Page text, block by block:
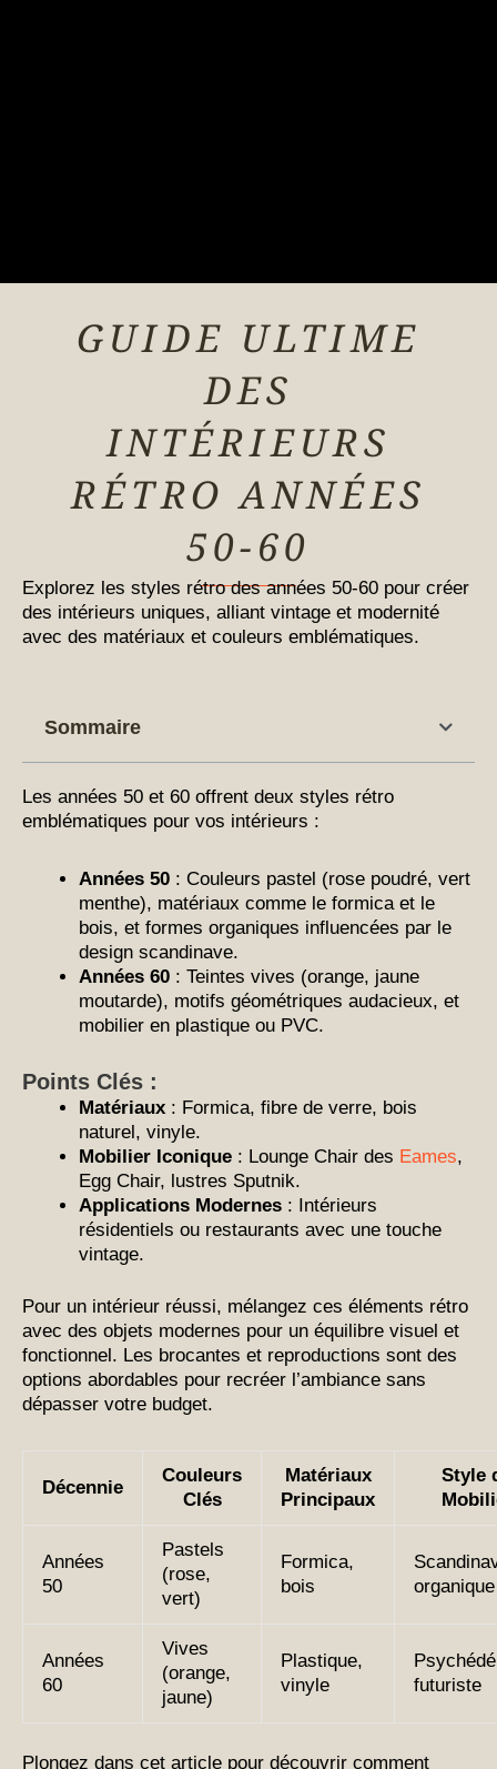
GUIDE ULTIME
DES
INTÉRIEURS
RÉTRO ANNÉES
50-60
Explorez les styles rétro des années 50-60 pour créer
des intérieurs uniques, alliant vintage et modernité
avec des matériaux et couleurs emblématiques.
Les années 50 et 60 offrent deux styles rétro
emblématiques pour vos intérieurs :
Années 50 : Couleurs pastel (rose poudré, vert
menthe), matériaux comme le formica et le
bois, et formes organiques influencées par le
design scandinave.
Années 60 : Teintes vives (orange, jaune
moutarde), motifs géométriques audacieux, et
mobilier en plastique ou PVC.
Points Clés :
Matériaux : Formica, fibre de verre, bois
naturel, vinyle.
Mobilier Iconique : Lounge Chair des Eames,
Egg Chair, lustres Sputnik.
Applications Modernes : Intérieurs
résidentiels ou restaurants avec une touche
vintage.
Pour un intérieur réussi, mélangez ces éléments rétro
avec des objets modernes pour un équilibre visuel et
fonctionnel. Les brocantes et reproductions sont des
options abordables pour recréer l’ambiance sans
dépasser votre budget.
Décennie
Couleurs
Clés
Matériaux
Principaux
Style
Années
50
Pastels
(rose,
vert)
Formica,
bois
organique
Années
60
Vives
(orange,
jaune)
Plastique,
vinyle
futuriste
Plongez dans cet article pour découvrir comment
Sommaire